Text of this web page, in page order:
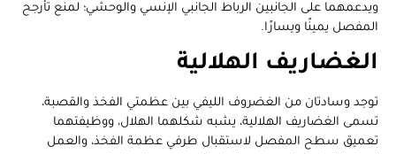
ويدعمهما على الجانبين الرباط الجانبي الإنسي والوحشي؛ لمنع تأرجح
المفصل يمينًا ويسارًا.
الغضاريف الهلالية
توجد وسادتان من الغضروف الليفي بين عظمتي الفخذ والقصبة،
تسمى الغضاريف الهلالية، يشبه شكلهما الهلال، ووظيفتهما
تعميق سطح المفصل لاستقبال طرفي عظمة الفخذ، والعمل